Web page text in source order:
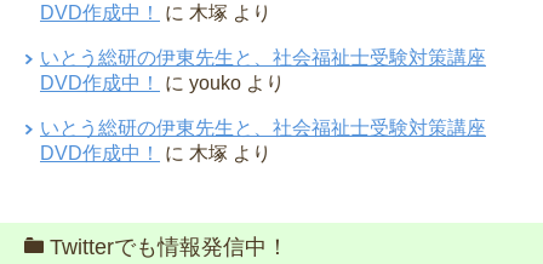
DVD作成中！
に 木塚 より
いとう総研の伊東先生と、社会福祉士受験対策講座
DVD作成中！
に youko より
いとう総研の伊東先生と、社会福祉士受験対策講座
DVD作成中！
に 木塚 より
Twitterでも情報発信中！